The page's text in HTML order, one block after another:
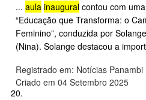
... aula inaugural contou com
“Educação que Transforma: o
Feminino”, conduzida por
(Nina). Solange destacou a
Registrado em: Notícias Panambi
Criado em 04 Setembro 2025
20.